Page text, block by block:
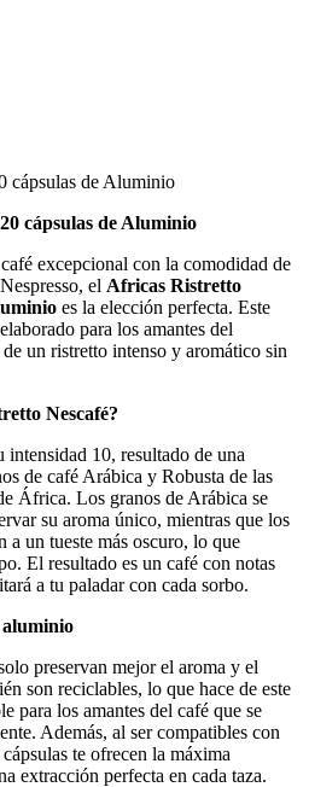
cápsulas de Aluminio
cápsulas de Aluminio
excepcional con la comodidad de
el Africas Ristretto
es la elección perfecta. Este
para los amantes del
un ristretto intenso y aromático sin
Nescafé?
intensidad 10, resultado de una
de café Arábica y Robusta de las
África. Los granos de Arábica se
su aroma único, mientras que los
a un tueste más oscuro, lo que
El resultado es un café con notas
a tu paladar con cada sorbo.
aluminio
preservan mejor el aroma y el
son reciclables, lo que hace de este
para los amantes del café que se
Además, al ser compatibles con
te ofrecen la máxima
extracción perfecta en cada taza.